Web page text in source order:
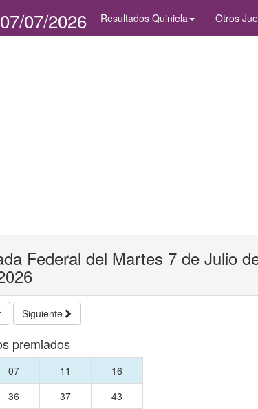
07/2026 Resultados Quiniela Otros
Federal del Martes 7 de Julio
Siguiente
premiados
07 11
16
36 37
43